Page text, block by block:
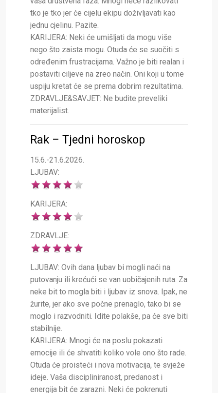
tko je tko jer će cijelu ekipu doživljavati kao
jednu cjelinu. Pazite.
KARIJERA: Neki će umišljati da mogu više
nego što zaista mogu. Otuda će se suočiti s
određenim frustracijama. Važno je biti realan i
postaviti ciljeve na zreo način. Oni koji u tome
uspiju kretat će se prema dobrim rezultatima.
ZDRAVLJE&SAVJET: Ne budite preveliki
materijalist.
Rak – Tjedni horoskop
15.6.-21.6.2026.
LJUBAV:
KARIJERA:
ZDRAVLJE:
LJUBAV: Ovih dana ljubav bi mogli naći na
putovanju ili krećući se van uobičajenih ruta. Za
neke bit to mogla biti i ljubav iz snova. Ipak, ne
žurite, jer ako sve počne prenaglo, tako bi se
moglo i razvodniti. Idite polakše, pa će sve biti
stabilnije.
KARIJERA: Mnogi će na poslu pokazati
emocije ili će shvatiti koliko vole ono što rade.
Otuda će proisteći i nova motivacija, te svježe
ideje. Vaša discipliniranost, predanost i
energija bit će zarazni. Neki će pokrenuti